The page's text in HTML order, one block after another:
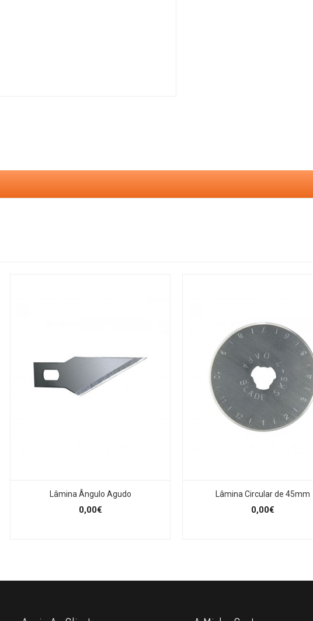
Lâmina Ângulo Agudo
0,00€
Lâmina Circular de 45mm
0,00€